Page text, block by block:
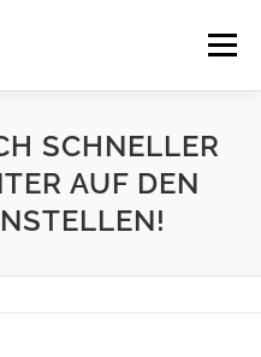
Menü
JETZT ERST RECHT!
AKTIONEN
SCHNELLER
AUF DEN